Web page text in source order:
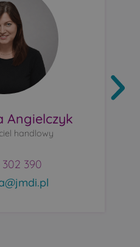
Angielczyk
handlowy
302 390